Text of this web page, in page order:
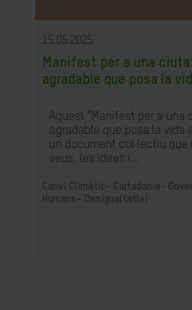
15.05.2025
Manifest per a una
agradable que posa la
Aquest “Manifest per a una
agradable que posa la vida
un document col·lectiu que
veus, les idees i...
Canvi Climàtic-
Ciutadania-
Humans-
Desigualtat(s)